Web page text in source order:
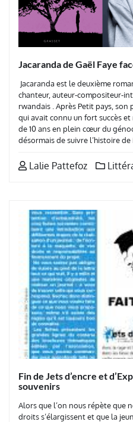
Jacaranda de Gaël Faye
Jacaranda est le deuxième
chanteur, auteur-compositeur-
rwandais . Après Petit pays, son
qui avait connu un fort succès
de 10 ans en plein cœur du
désormais de suivre l’histoire
Lalie Pattefoz
Fin de Jets d’encre et
souvenirs
Alors que l’on nous répète que
droits s’élargissent et que la